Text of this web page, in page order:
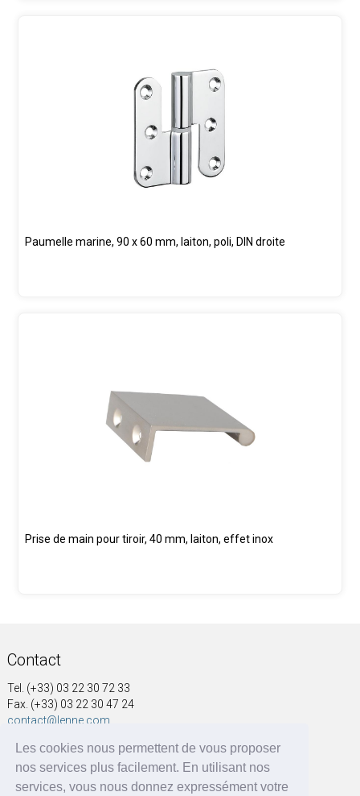
Les cookies nous permettent de vous proposer
nos services plus facilement. En utilisant nos
services, vous nous donnez expressément votre
Paumelle marine, 90 x 60 mm, laiton, poli, DIN droite
Prise de main pour tiroir, 40 mm, laiton, effet inox
Contact
Tel. (+33) 03 22 30 72 33
Fax. (+33) 03 22 30 47 24
contact@lenne.com
Adresse
SOCIÉTÉ NOUVELLE A&G LENNE